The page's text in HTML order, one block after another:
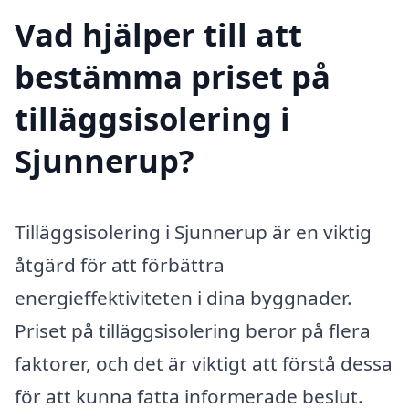
Vad hjälper till att
bestämma priset på
tilläggsisolering i
Sjunnerup?
Tilläggsisolering i Sjunnerup är en viktig
åtgärd för att förbättra
energieffektiviteten i dina byggnader.
Priset på tilläggsisolering beror på flera
faktorer, och det är viktigt att förstå dessa
för att kunna fatta informerade beslut.